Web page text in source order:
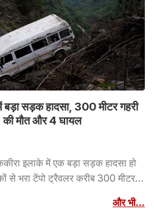
सड़क हादसा, 300 मीटर गहरी
की मौत और 4 घायल
इलाके में एक बड़ा सड़क हादसा हो
से भरा टेंपो ट्रैवलर करीब 300 मीटर
बाद मौके पर चीख-पुकार मच गई औरऔर भी...